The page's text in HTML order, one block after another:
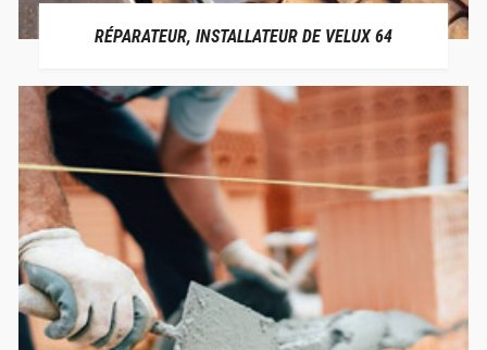
RÉPARATEUR, INSTALLATEUR DE VELUX 64